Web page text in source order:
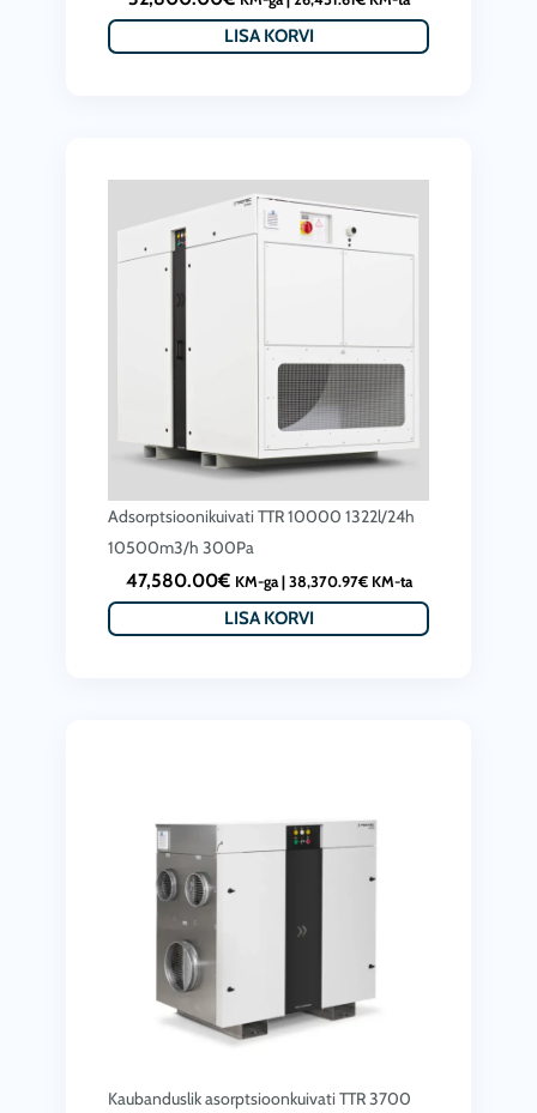
LISA KORVI
Adsorptsioonikuivati TTR 10000 1322l/24h
10500m3/h 300Pa
47,580.00€ KM-ga | 38,370.97€KM-ta
LISA KORVI
Kaubanduslik asorptsioonkuivati ​​TTR 3700